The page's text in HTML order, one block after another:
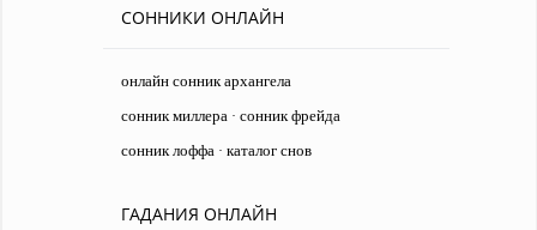
СОННИКИ ОНЛАЙН
онлайн сонник архангела
сонник миллера ·сонник фрейда
сонник лоффа ·каталог снов
ГАДАНИЯ ОНЛАЙН